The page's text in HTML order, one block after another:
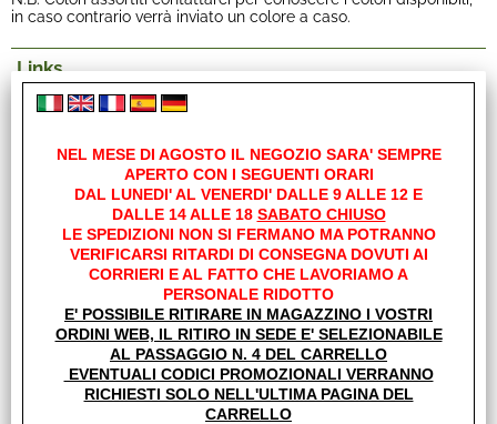
in caso contrario verrà inviato un colore a caso.
Links
I clienti che hanno acquistato questo prodotto,
hanno scelto anche questi articoli
NEL MESE DI AGOSTO IL NEGOZIO SARA' SEMPRE
APERTO CON I SEGUENTI ORARI
DAL LUNEDI' AL VENERDI' DALLE 9 ALLE 12 E
DALLE 14 ALLE 18 SABATO CHIUSO
LE SPEDIZIONI NON SI FERMANO MA POTRANNO
VERIFICARSI RITARDI DI CONSEGNA DOVUTI AI
CORRIERI E AL FATTO CHE LAVORIAMO A
PERSONALE RIDOTTO
E' POSSIBILE RITIRARE IN MAGAZZINO I VOSTRI
ORDINI WEB, IL RITIRO IN SEDE E' SELEZIONABILE
AL PASSAGGIO N. 4 DEL CARRELLO
EVENTUALI CODICI PROMOZIONALI VERRANNO
RICHIESTI SOLO NELL'ULTIMA PAGINA DEL
CARRELLO